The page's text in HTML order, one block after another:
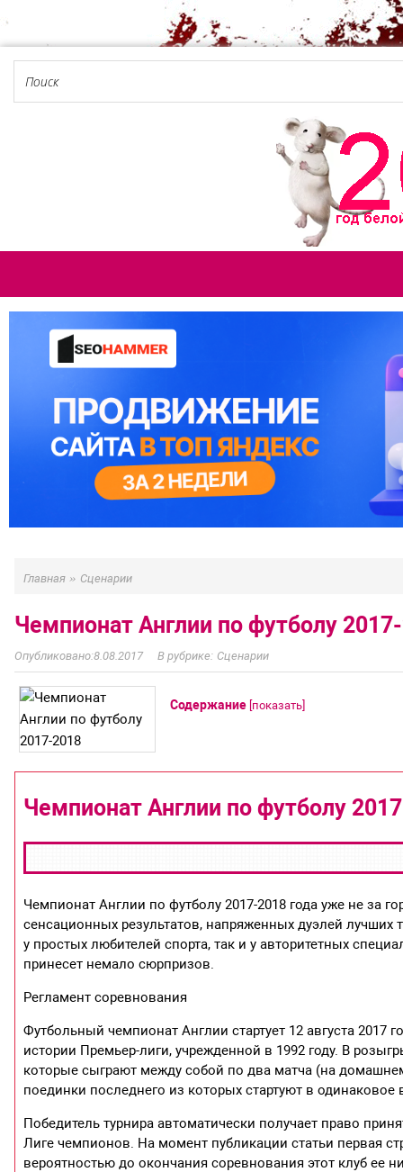
Главная » Сценарии
Чемпионат Англии по футболу
8.08.2017 Сценарии
Содержание [показать]
Чемпионат Англии по футболу
Чемпионат Англии по футболу 2017-2018 года уже не за
сенсационных результатов, напряженных дуэлей
у простых любителей спорта, так и у авторитетных
принесет немало сюрпризов.
Регламент соревнования
Футбольный чемпионат Англии стартует 12 августа 2017
истории Премьер-лиги, учрежденной в 1992 году. В
которые сыграют между собой по два матча (на
поединки последнего из которых стартуют в одинаковое
Победитель турнира автоматически получает право
Лиге чемпионов. На момент публикации статьи первая
вероятностью до окончания соревнования этот клуб ее